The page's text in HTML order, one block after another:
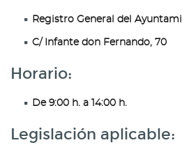
Registro General del
C/ Infante don Fernando, 70
Horario:
De 9:00 h. a 14:00 h.
Legislación aplicable: